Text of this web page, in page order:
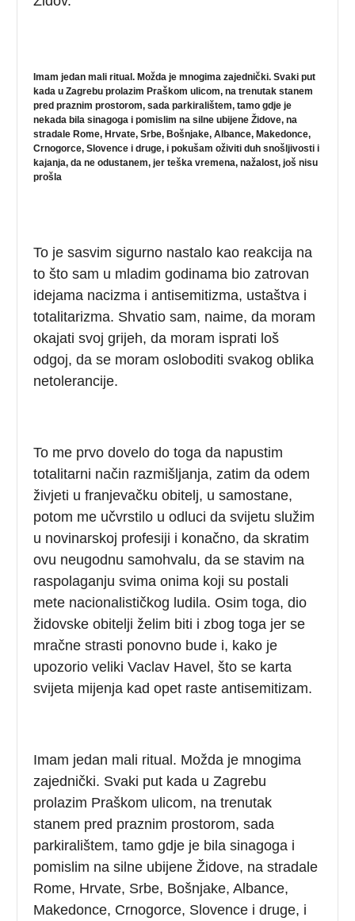
Imam jedan mali ritual. Možda je mnogima zajednički. Svaki put
kada u Zagrebu prolazim Praškom ulicom, na trenutak stanem
pred praznim prostorom, sada parkiralištem, tamo gdje je
nekada bila sinagoga i pomislim na silne ubijene Židove, na
stradale Rome, Hrvate, Srbe, Bošnjake, Albance, Makedonce,
Crnogorce, Slovence i druge, i pokušam oživiti duh snošljivosti i
kajanja, da ne odustanem, jer teška vremena, nažalost, još nisu
prošla
To je sasvim sigurno nastalo kao reakcija na
to što sam u mladim godinama bio zatrovan
idejama nacizma i antisemitizma, ustaštva i
totalitarizma. Shvatio sam, naime, da moram
okajati svoj grijeh, da moram isprati loš
odgoj, da se moram osloboditi svakog oblika
netolerancije.
To me prvo dovelo do toga da napustim
totalitarni način razmišljanja, zatim da odem
živjeti u franjevačku obitelj, u samostane,
potom me učvrstilo u odluci da svijetu služim
u novinarskoj profesiji i konačno, da skratim
ovu neugodnu samohvalu, da se stavim na
raspolaganju svima onima koji su postali
mete nacionalističkog ludila. Osim toga, dio
židovske obitelji želim biti i zbog toga jer se
mračne strasti ponovno bude i, kako je
upozorio veliki Vaclav Havel, što se karta
svijeta mijenja kad opet raste antisemitizam.
Imam jedan mali ritual. Možda je mnogima
zajednički. Svaki put kada u Zagrebu
prolazim Praškom ulicom, na trenutak
stanem pred praznim prostorom, sada
parkiralištem, tamo gdje je bila sinagoga i
pomislim na silne ubijene Židove, na stradale
Rome, Hrvate, Srbe, Bošnjake, Albance,
Makedonce, Crnogorce, Slovence i druge, i